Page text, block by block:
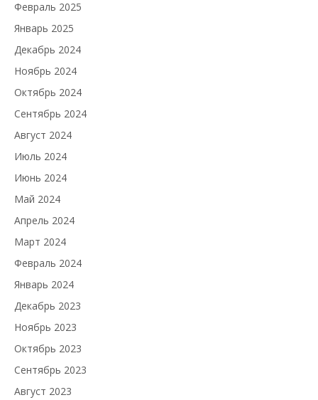
Февраль 2025
Январь 2025
Декабрь 2024
Ноябрь 2024
Октябрь 2024
Сентябрь 2024
Август 2024
Июль 2024
Июнь 2024
Май 2024
Апрель 2024
Март 2024
Февраль 2024
Январь 2024
Декабрь 2023
Ноябрь 2023
Октябрь 2023
Сентябрь 2023
Август 2023